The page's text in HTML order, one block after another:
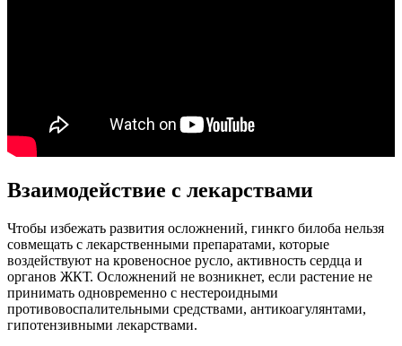
Взаимодействие с лекарствами
Чтобы избежать развития осложнений, гинкго билоба нельзя
совмещать с лекарственными препаратами, которые
воздействуют на кровеносное русло, активность сердца и
органов ЖКТ. Осложнений не возникнет, если растение не
принимать одновременно с нестероидными
противовоспалительными средствами, антикоагулянтами,
гипотензивными лекарствами.